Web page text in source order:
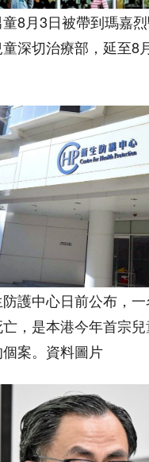
8月3日被帶到瑪嘉
深切治療部，延至8
護中心日前公布，
，是本港今年首宗
案。資料圖片